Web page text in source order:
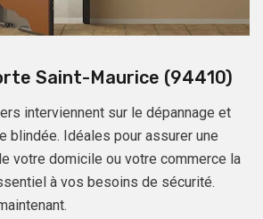
Saint-Maurice (94410)
interviennent sur le dépannage et
blindée. Idéales pour assurer une
votre domicile ou votre commerce la
à vos besoins de sécurité.